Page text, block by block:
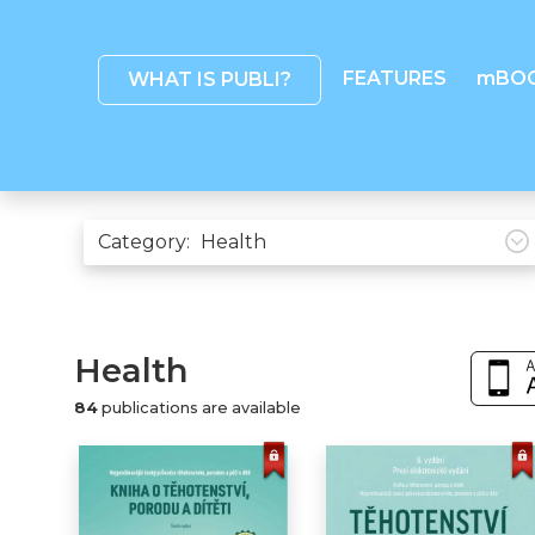
WHAT IS PUBLI? FEATURES
Category:
Health
84publications are available